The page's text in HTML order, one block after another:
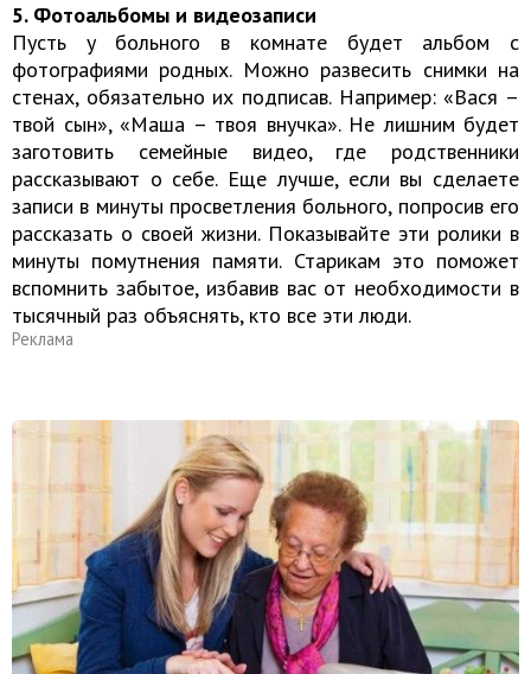
5. Фотоальбомы и видеозаписи
Пусть у больного в комнате будет альбом с
фотографиями родных. Можно развесить снимки на
стенах, обязательно их подписав. Например: «Вася –
твой сын», «Маша – твоя внучка». Не лишним будет
заготовить семейные видео, где родственники
рассказывают о себе. Еще лучше, если вы сделаете
записи в минуты просветления больного, попросив его
рассказать о своей жизни. Показывайте эти ролики в
минуты помутнения памяти. Старикам это поможет
вспомнить забытое, избавив вас от необходимости в
тысячный раз объяснять, кто все эти люди.
Реклама